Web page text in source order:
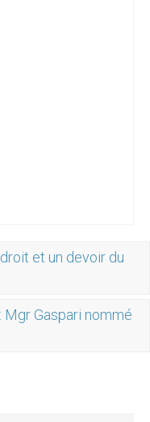
et un devoir du
Gaspari nommé